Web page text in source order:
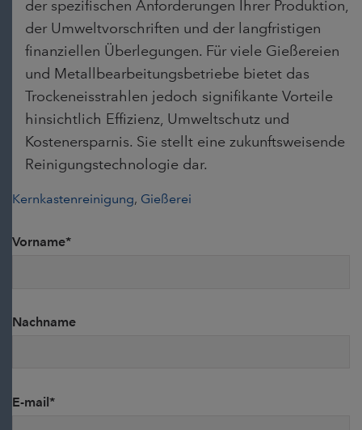
der spezifischen Anforderungen Ihrer Produktion,
der Umweltvorschriften und der langfristigen
finanziellen Überlegungen. Für viele Gießereien
und Metallbearbeitungsbetriebe bietet das
Trockeneisstrahlen jedoch signifikante Vorteile
hinsichtlich Effizienz, Umweltschutz und
Kostenersparnis. Sie stellt eine zukunftsweisende
Reinigungstechnologie dar.
Kernkastenreinigung, Gießerei
Vorname*
Nachname
E-mail*